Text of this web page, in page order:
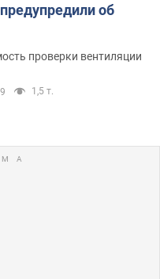
об
проверки вентиляции
1,5 т.